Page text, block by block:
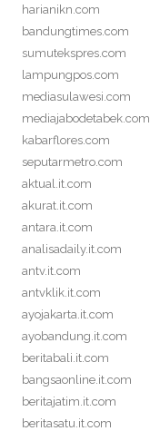
harianikn.com
bandungtimes.com
sumutekspres.com
lampungpos.com
mediasulawesi.com
mediajabodetabek.com
kabarflores.com
seputarmetro.com
aktual.it.com
akurat.it.com
antara.it.com
analisadaily.it.com
antv.it.com
antvklik.it.com
ayojakarta.it.com
ayobandung.it.com
beritabali.it.com
bangsaonline.it.com
beritajatim.it.com
beritasatu.it.com